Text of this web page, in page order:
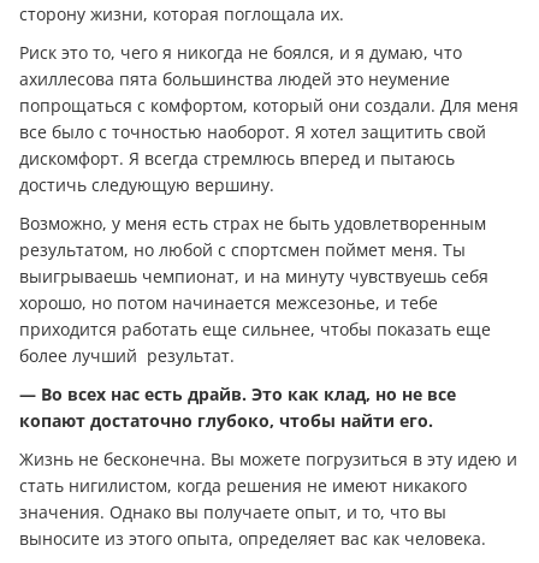
сторону жизни, которая поглощала их.
Риск это то, чего я никогда не боялся, и я думаю, что
ахиллесова пята большинства людей это неумение
попрощаться с комфортом, который они создали. Для меня
все было с точностью наоборот. Я хотел защитить свой
дискомфорт. Я всегда стремлюсь вперед и пытаюсь
достичь следующую вершину.
Возможно, у меня есть страх не быть удовлетворенным
результатом, но любой с спортсмен поймет меня. Ты
выигрываешь чемпионат, и на минуту чувствуешь себя
хорошо, но потом начинается межсезонье, и тебе
приходится работать еще сильнее, чтобы показать еще
более лучший результат.
— Во всех нас есть драйв. Это как клад, но не все
копают достаточно глубоко, чтобы найти его.
Жизнь не бесконечна. Вы можете погрузиться в эту идею и
стать нигилистом, когда решения не имеют никакого
значения. Однако вы получаете опыт, и то, что вы
выносите из этого опыта, определяет вас как человека.